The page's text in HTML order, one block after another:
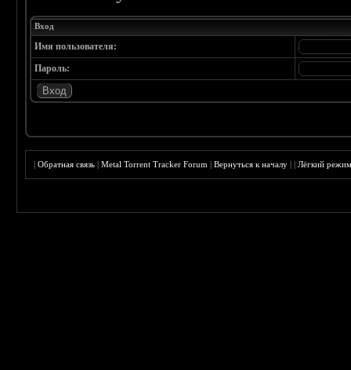
Вход
Имя пользователя:
Пароль:
|Обратная связь |Metal Torrent Tracker Forum |Вернуться к началу ||Лёгкий